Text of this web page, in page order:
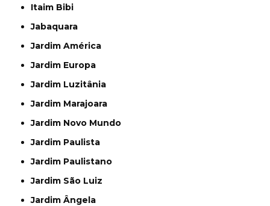
Itaim Bibi
Jabaquara
Jardim América
Jardim Europa
Jardim Luzitânia
Jardim Marajoara
Jardim Novo Mundo
Jardim Paulista
Jardim Paulistano
Jardim São Luiz
Jardim Ângela